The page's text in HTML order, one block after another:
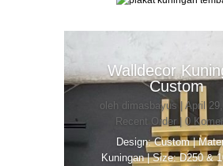
Walldecor
Custom
oleh dimasbayus |April
Recent Order | 0
Design: Custom |
Kuningan | Size: D250 &